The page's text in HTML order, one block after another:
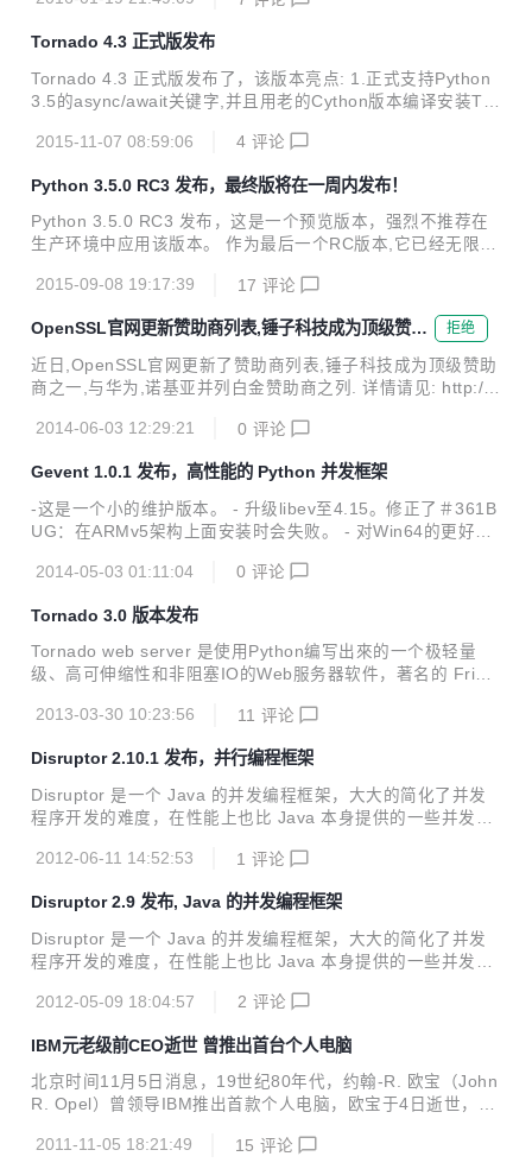
是难免的,但众爱卿又何苦一往情深? Vert.x 项目当前已经达到
前所未有的健壮.我们拥有一个巨大的将Vert.x用于生产环境的
用户列表,从初创企业到这个星球上最大的企业/组织,并且这个
列表还在 不断的增加.我们是最早推进reactive+microservice
模式的首批项目之一,很高兴,...
Tornado 4.3 正式版发布
Tornado 4.3 正式版发布了，该版本亮点: 1.正式支持Python
3.5的async/await关键字,并且用老的Cython版本编译安装Tor
Python2.6和Python3.2的版本,但是依旧PyPy3,哪怕PyPy3同
2015-11-07 08:59:06 4 评论
Python 3.5.0 RC3 发布，最终版将在一周内发布！
Python 3.5.0 RC3 发布，这是一个预览版本，强烈不推荐在
生产环境中应用该版本。 作为最后一个RC版本,它已经无限接
鲜还是可以的... Python3.5.0的最终版本将在一周之内发布,大
概是在北京时间2015年9月14日左右. ^_^ 让我们来看看3.5.0
版本有什么感人的新特性: PEP 441, 改善了Python对zip应用
程序的支持,如果有一个后缀名为".pyz"的zip格式的压缩包,在
根目录下面有一个"__main__.py",那你可以使用Python直接
2015-09-08 19:17:39 17 评论
OpenSSL官网更新赞助商列表,锤子科技成为顶级赞助
商
拒绝
近日,OpenSSL官网更新了赞助商列表,锤子科技成为顶级赞助
商之一,与华为,诺基亚并列白金赞助商之列. 详情请见: http://w
2014-06-03 12:29:21
0 评论
Gevent 1.0.1 发布，高性能的 Python 并发框架
-这是一个小的维护版本。 - 升级libev至4.15。修正了＃361B
UG：在ARMv5架构上面安装时会失败。 - 对Win64的更好的
UG。基于WangJian Fei的补丁和测试。 - 启用libev的check
pi.python.org/pypi/gevent - https://github.com/surfly/geve
nt/releases/tag/1.0.1 Gevent是一个基于greenlet的Python
的并...
2014-05-03 01:11:04 0 评论
Tornado 3.0 版本发布
Tornado web server 是使用Python编写出來的一个极轻量
级、高可伸缩性和非阻塞IO的Web服务器软件，著名的 Frien
服务器框架（主要是Python框架）不同是采用epoll非阻塞I
b服务。 Tornado 3.0 版本发布，值得关注的改进有： The c
allback argument to many asynchronous methods is now
optional, and these methods return a Future. ...
2013-03-30 10:23:56 11 评论
Disruptor 2.10.1 发布，并行编程框架
Disruptor 是一个 Java 的并发编程框架，大大的简化了并发
程序开发的难度，在性能上也比 Java 本身提供的一些并发包
orrect OSGI metadata. Remove unnecessary code in wait
2012-06-11 14:52:53 1 评论
Disruptor 2.9 发布, Java 的并发编程框架
Disruptor 是一个 Java 的并发编程框架，大大的简化了并发
程序开发的难度，在性能上也比 Java 本身提供的一些并发包
内容: Deprecate timeout methods for publishing. Add tryN
ring delivery. Small performance enhancement for Multithr
eadClaimStrategy.
2012-05-09 18:04:57 2 评论
IBM元老级前CEO逝世 曾推出首台个人电脑
北京时间11月5日消息，19世纪80年代，约翰-R. 欧宝（John
R. Opel）曾领导IBM推出首款个人电脑，欧宝于4日逝世，享
宝担任IBM CEO，他领导IBM进入新纪元，当时IBM刚结束多
2011-11-05 18:21:49 15 评论